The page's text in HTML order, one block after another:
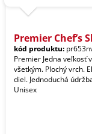
Premier Chef’s
kód produktu:
Premier Jedna veľkosť
všetkým. Plochý vrch.
diel. Jednoduchá
Unisex